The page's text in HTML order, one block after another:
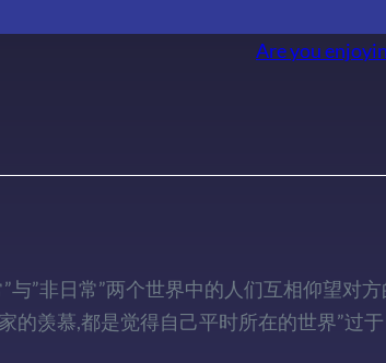
Are you
”非日常”两个世界中的人们互相仰望对方
的羡慕,都是觉得自己平时所在的世界”过